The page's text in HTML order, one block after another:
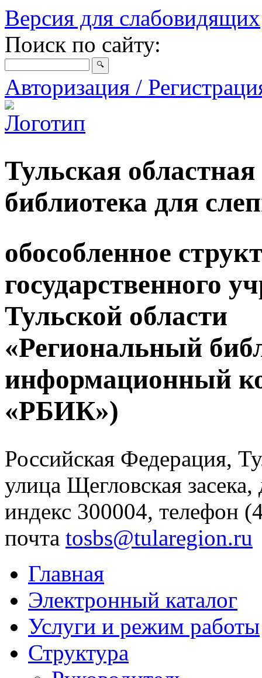
Версия для слабовидящих
Поиск по сайту:
Авторизация /
Тульская
библиотека для
обособленное
государственного
Тульской области
«Региональный
информационный
«РБИК»)
Российская Федерация,
улица Щегловская
индекс 300004, телефон
почта tosbs@tularegion.ru
Главная
Электронный каталог
Услуги и режим работы
Структура